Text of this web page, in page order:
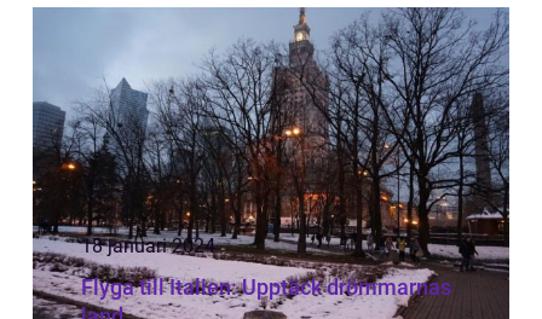
18 januari 2024
Flyga till Italien: Upptäck drömmarnas